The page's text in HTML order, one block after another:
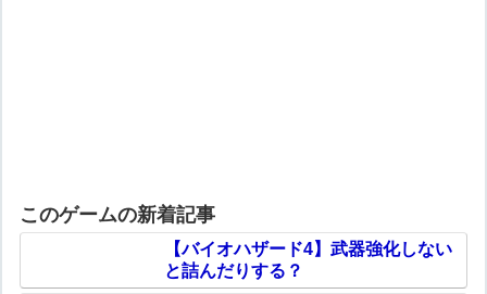
このゲームの新着記事
【バイオハザード4】武器強化しない
と詰んだりする？